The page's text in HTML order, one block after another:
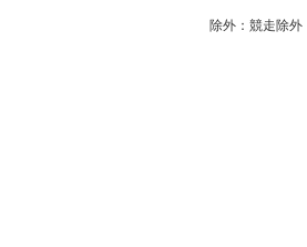
除外：競走除外